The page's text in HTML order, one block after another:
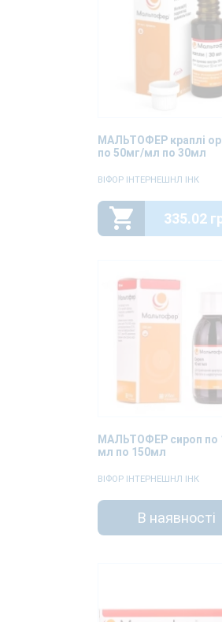
МАЛЬТОФЕР краплі
по 50мг/мл по 30мл
ВІФОР ІНТЕРНЕШНЛ ІНК
335.02
МАЛЬТОФЕР сироп по
мл по 150мл
ВІФОР ІНТЕРНЕШНЛ ІНК
В наявності